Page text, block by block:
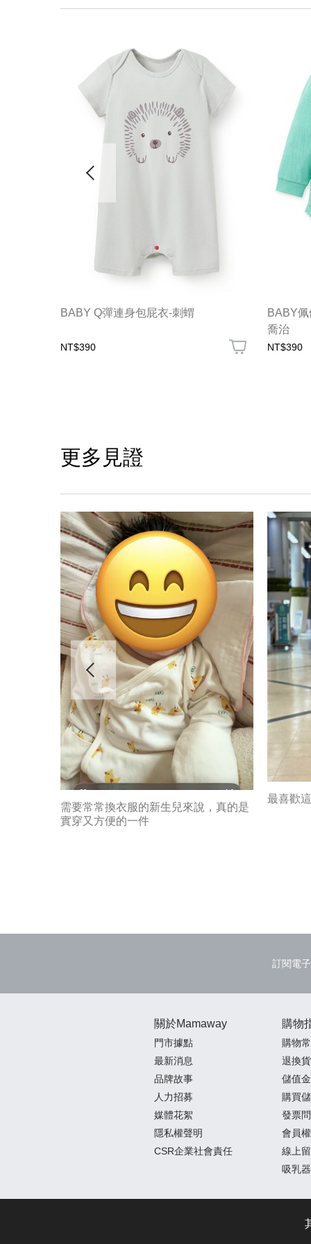
BABY Q彈連身包屁衣-刺蝟
NT$390
BABY
喬治
NT$390
更多見證
需要常常換衣服的新生兒來說，真的是
實穿又方便的一件
最喜歡
訂閱電
關於Mamaway
門市據點
最新消息
品牌故事
人力招募
媒體花絮
隱私權聲明
CSR企業社會責任
購物
購物
退換
儲值
購買
發票
會員
線上
吸乳